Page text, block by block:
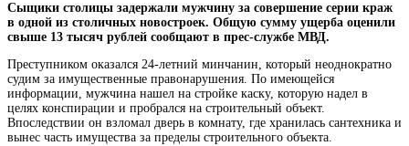
Сыщики столицы задержали мужчину за совершение серии краж
в одной из столичных новостроек. Общую сумму ущерба оценили
свыше 13 тысяч рублей сообщают в прес-службе МВД.
Преступником оказался 24-летний минчанин, который неоднократно
судим за имущественные правонарушения. По имеющейся
информации, мужчина нашел на стройке каску, которую надел в
целях конспирации и пробрался на строительный объект.
Впоследствии он взломал дверь в комнату, где хранилась сантехника и
вынес часть имущества за пределы строительного объекта.